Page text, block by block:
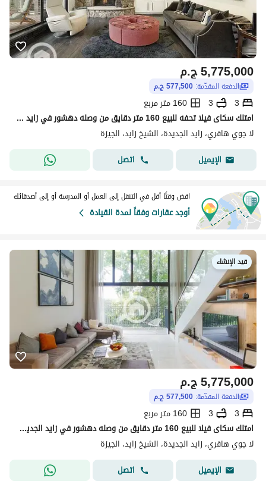
ج.م5,775,000
الدفعة المقدّمة: 577,500 ج.م
3
3
160 متر مربع
امتلك سكاى فيلا تحفه للبيع 160 متر دقايق من وصله دهشور في زايد الجديده ومقدم 10% فقط وتقسيط مرن بدون اى فوائد الحق الفرصه
لا جوي هافري، زايد الجديدة، الشيخ زايد، الجيزة
الإيميل
اتصل
اقض وقتًا أقل في التنقل إلى العمل أو المدرسة أو إلى أصدقائك
أوجد عقارات وفقاً لمدة القيادة
قيد الإنشاء
ج.م5,775,000
الدفعة المقدّمة: 577,500 ج.م
3
3
160 متر مربع
امتلك سكاى فيلا للبيع 160 متر دقايق من وصله دهشور في زايد الجديده ومقدم 10% فقط وتقسيط مرن بدون اى فوائد الحق الفرصه
لا جوي هافري، زايد الجديدة، الشيخ زايد، الجيزة
الإيميل
اتصل